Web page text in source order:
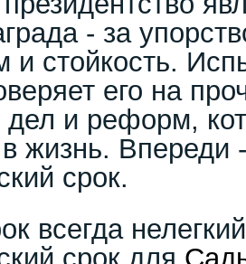
- за
и стойкость.
его на
и реформ,
в жизнь.
срок.
всегда